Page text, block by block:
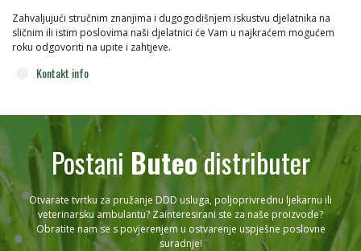
Zahvaljujući stručnim znanjima i dugogodišnjem iskustvu djelatnika na
sličnim ili istim poslovima naši djelatnici će Vam u najkraćem mogućem
roku odgovoriti na upite i zahtjeve.
Kontakt info
Postani Buteodistributer
Otvarate tvrtku za pružanje DDD usluga, poljoprivrednu ljekarnu ili
veterinarsku ambulantu? Zainteresirani ste za naše proizvode?
Obratite nam se s povjerenjem u ostvarenje uspješne poslovne
suradnje!